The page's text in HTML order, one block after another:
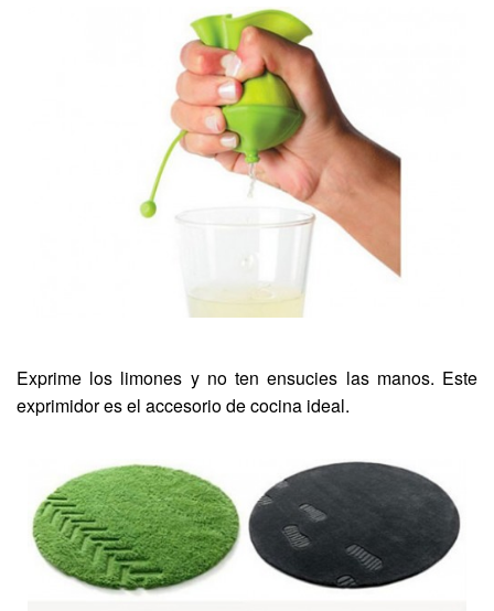
Exprime los limones y no ten ensucies las manos. Este
exprimidor es el accesorio de cocina ideal.